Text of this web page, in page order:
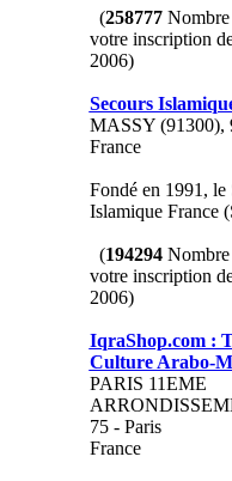
(258777Nombre
votre inscription
2006)
Secours
MASSY (91300),
France
Fondé en 1991, le
Islamique France
(194294Nombre
votre inscription
2006)
IqraShop.com :
Culture Arabo-
PARIS 11EME
75 - Paris
France